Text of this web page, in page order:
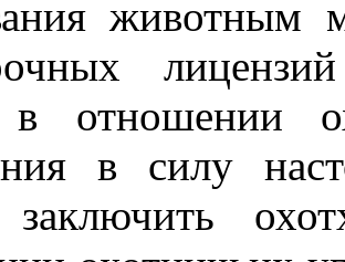
животным
отношении
в силу
заключить